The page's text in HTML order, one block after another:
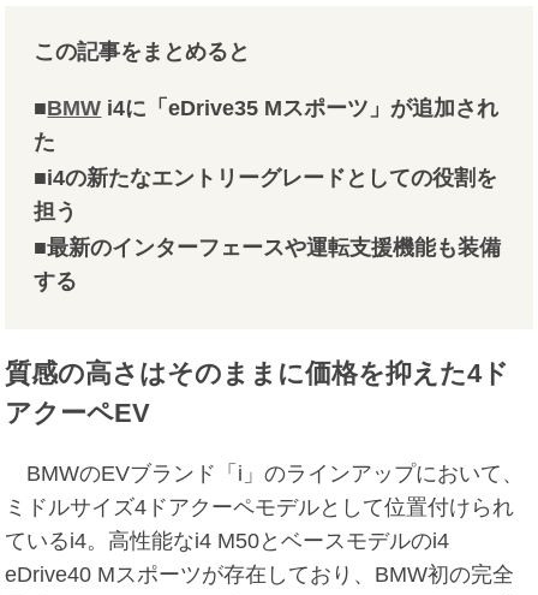
この記事をまとめると
■BMW i4に「eDrive35 Mスポーツ」が追加され
た
■i4の新たなエントリーグレードとしての役割を
担う
■最新のインターフェースや運転支援機能も装備
する
質感の高さはそのままに価格を抑えた4ド
アクーペEV
BMWのEVブランド「i」のラインアップにおいて、
ミドルサイズ4ドアクーペモデルとして位置付けられ
ているi4。高性能なi4 M50とベースモデルのi4
eDrive40 Mスポーツが存在しており、BMW初の完全